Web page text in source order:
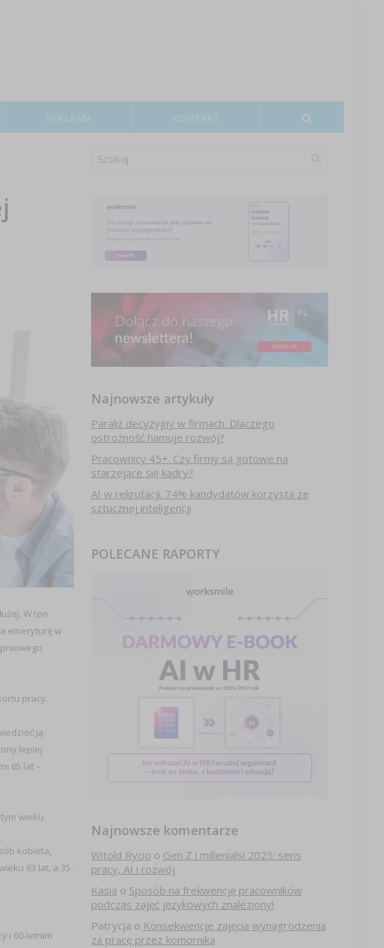
REKLAMA KONTAKT
W ten
emeryturę w
pracy.
ją
lepiej
65 lat –
wieku
kobieta,
63 lat, a 35-
i 60-letnim
Najnowsze artykuły
Paraliż decyzyjny w firmach. Dlaczego
ostrożność hamuje rozwój?
Pracownicy 45+. Czy firmy są gotowe na
starzejące się kadry?
AI w rekrutacji. 74% kandydatów korzysta ze
sztucznej inteligencji
POLECANE RAPORTY
Najnowsze komentarze
Witold Rycio o Gen Z i millenialsi 2025: sens
pracy, AI i rozwój
Kasia o Sposób na frekwencję pracowników
podczas zajęć językowych znaleziony!
Patrycja o Konsekwencje zajęcia wynagrodzenia
za pracę przez komornika